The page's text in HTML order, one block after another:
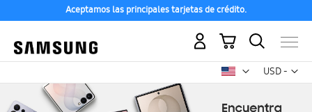
Aceptamos las principales tarjetas de crédito.
USD -
dólar
Mi carrito